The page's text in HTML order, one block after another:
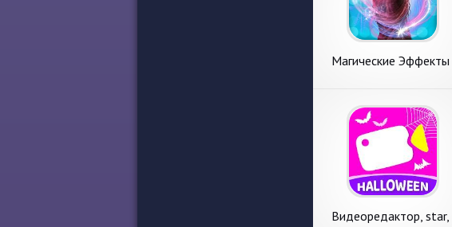
Магические Эффекты
Видеоредактор, star,